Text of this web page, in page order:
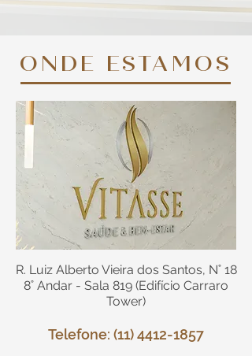
ONDE ESTAMOS
R. Luiz Alberto Vieira dos Santos, N˚ 18
8˚ Andar - Sala 819 (Edifício Carraro
Tower)
Telefone: (11) 4412-1857